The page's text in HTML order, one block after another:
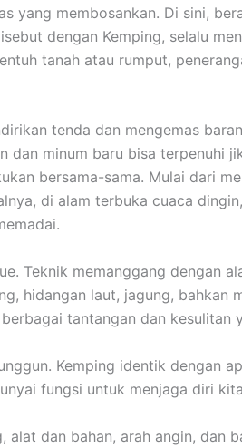
yang membosankan. Di sini,
dengan Kemping, selalu
tanah atau rumput,
tenda dan mengemas
minum baru bisa terpenuhi
bersama-sama. Mulai dari
di alam terbuka cuaca
Teknik memanggang dengan
hidangan laut, jagung,
tantangan dan kesulitan
Kemping identik dengan
fungsi untuk menjaga diri
dan bahan, arah angin, dan